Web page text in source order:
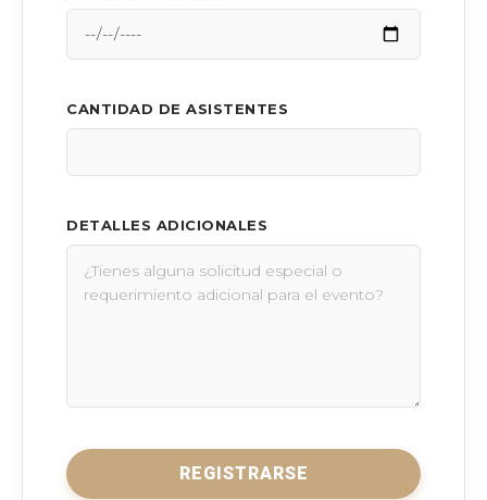
CANTIDAD DE ASISTENTES
DETALLES ADICIONALES
REGISTRARSE